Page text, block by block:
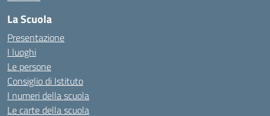
La Scuola
Presentazione
I luoghi
Le persone
Consiglio di Istituto
I numeri della scuola
Le carte della scuola